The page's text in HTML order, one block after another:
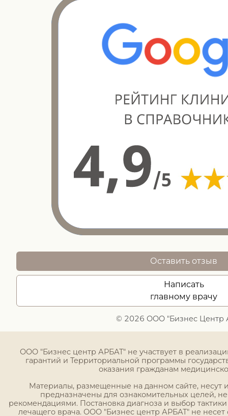
© 2026 ООО "Бизнес Центр
Оставить отзыв
Написать
главному врачу
ООО "Бизнес центр АРБАТ" не участвует в
гарантий и Территориальной программы
оказания гражданам
Материалы, размещенные на данном сайте,
предназначены для ознакомительных целей,
рекомендациями. Постановка диагноза и выбор
лечащего врача. ООО "Бизнес центр АРБАТ" не несет